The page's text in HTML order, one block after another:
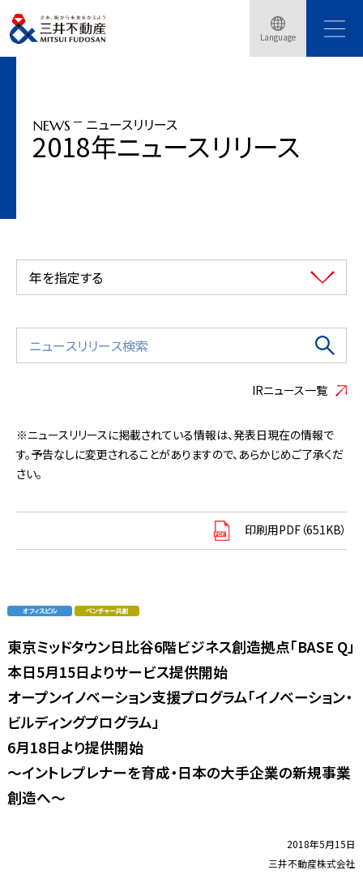
Language
トップページ ニュースリリース
東京ミッドタウン日比谷6階ビジネス創造拠点「BASE Q」サービス開始
NEWS ニュースリリース
2018年ニュースリリース
年を指定する
IRニュース一覧
※ニュースリリースに掲載されている情報は、発表日現在の情報で
す。予告なしに変更されることがありますので、あらかじめご了承くだ
さい。
印刷用PDF（651KB）
東京ミッドタウン日比谷6階ビジネス創造拠点「BASE Q」
本日5月15日よりサービス提供開始
オープンイノベーション支援プログラム「イノベーション・
ビルディングプログラム」
6月18日より提供開始
～イントレプレナーを育成・日本の大手企業の新規事業
創造へ～
2018年5月15日
三井不動産株式会社